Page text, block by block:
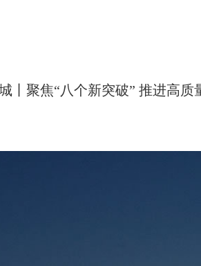
丨聚焦“八个新突破” 推进高